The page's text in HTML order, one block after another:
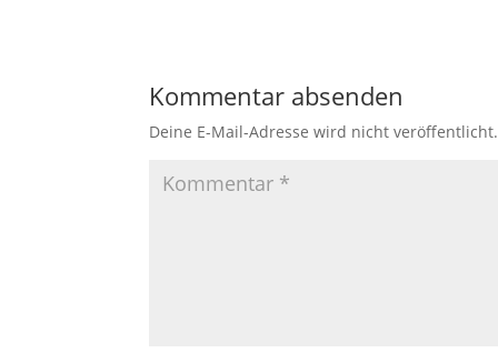
Kommentar absenden
Deine E-Mail-Adresse wird nicht veröffentlicht.